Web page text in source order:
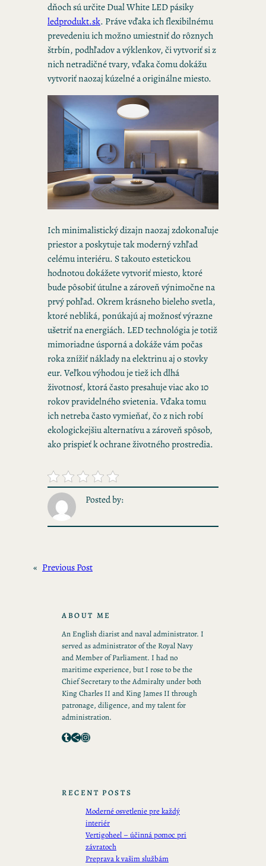
dňoch sú určite Dual White LED pásiky
ledprodukt.sk. Práve vďaka ich flexibilnému
prevedeniu ich možno umiestniť do rôznych
štrbín, podhľadov a výklenkov, či vytvoriť si z
nich netradičné tvary, vďaka čomu dokážu
vytvoriť naozaj kúzelné a originálne miesto.
Ich minimalistický dizajn naozaj zdokonaľuje
priestor a poskytuje tak moderný vzhľad
celému interiéru. S takouto estetickou
hodnotou dokážete vytvoriť miesto, ktoré
bude pôsobiť útulne a zároveň výnimočne na
prvý pohľad. Okrem krásneho bieleho svetla,
ktoré nebliká, ponúkajú aj možnosť výrazne
ušetriť na energiách. LED technológia je totiž
mimoriadne úsporná a dokáže vám počas
roka znížiť náklady na elektrinu aj o stovky
eur. Veľkou výhodou je tiež ich dlhá
životnosť, ktorá často presahuje viac ako 10
rokov pravidelného svietenia. Vďaka tomu
ich netreba často vymieňať, čo z nich robí
ekologickejšiu alternatívu a zároveň spôsob,
ako prispieť k ochrane životného prostredia.
Posted by:
« Previous Post
ABOUT ME
An English diarist and naval administrator. I
served as administrator of the Royal Navy
and Member of Parliament. I had no
maritime experience, but I rose to be the
Chief Secretary to the Admiralty under both
King Charles II and King James II through
patronage, diligence, and my talent for
administration.
Tumblr Share Icon Instagram
RECENT POSTS
Moderné osvetlenie pre každý
interiér
Vertigoheel – účinná pomoc pri
závratoch
Preprava k vašim službám